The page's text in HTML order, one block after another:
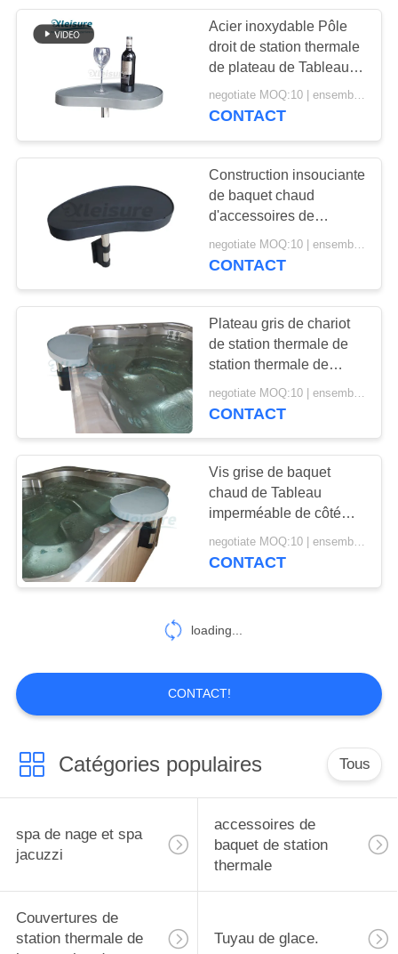
Couverture en bois
de baquet chaud
16
Couverture
gonflable de station
thermale
Poussoir de
couverture de
station thermale
46
Étapes de station
20
Cartouche filtrante
de station thermale
163
Acier inoxydable Pôle
droit de station thermale
de plateau de Tableau
de Tableau élégant
durable de jacuzzi
negotiate MOQ:10 | ensemble 100
CONTACT
Construction insouciante
de baquet chaud
d'accessoires de
Tableaux de conception
centrale futée en
CONTACT
Plateau gris de chariot
de station thermale de
station thermale de
Tableau souple
connectable de plateau
negotiate MOQ:10 | ensemble 100
CONTACT
Vis grise de baquet
chaud de Tableau
imperméable de côté
durée de vie de barre de
station thermale la
negotiate MOQ:10 | ensemble 100
CONTACT
loading...
CONTACT!
Catégories populaires Tous
spa de nage et spa
jacuzzi
accessoires de
baquet de station
thermale
Couvertures de
station thermale de
Tuyau de glace.